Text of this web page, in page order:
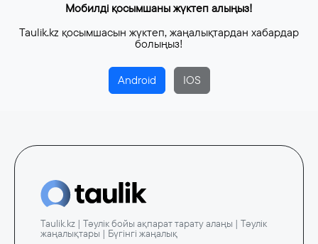
Мобилді қосымшаны жүктеп алыңыз!
Taulik.kz қосымшасын жүктеп, жаңалықтардан хабардар
болыңыз!
Android IOS
Taulik.kz | Тәулік бойы ақпарат тарату алаңы | Тәулік
жаңалықтары | Бүгінгі жаңалық